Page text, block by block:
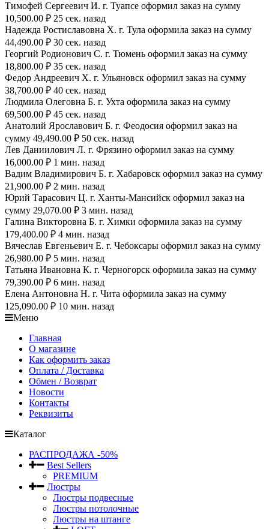
Тимофей Сергеевич И. г. Туапсе оформил заказ на сумму
10,500.00 ₽ 25 сек. назад
Надежда Ростиславовна Х. г. Тула оформила заказ на сумму
44,490.00 ₽ 30 сек. назад
Георгий Родионович С. г. Тюмень оформил заказ на сумму
18,800.00 ₽ 35 сек. назад
Федор Андреевич Х. г. Ульяновск оформил заказ на сумму
38,700.00 ₽ 40 сек. назад
Людмила Олеговна Б. г. Ухта оформила заказ на сумму
69,500.00 ₽ 45 сек. назад
Анатолий Ярославович Б. г. Феодосия оформил заказ на
сумму 49,490.00 ₽ 50 сек. назад
Лев Даниилович Л. г. Фрязино оформил заказ на сумму
16,000.00 ₽ 1 мин. назад
Вадим Владимирович Б. г. Хабаровск оформил заказ на сумму
21,900.00 ₽ 2 мин. назад
Юрий Тарасович Ц. г. Ханты-Мансийск оформил заказ на
сумму 29,070.00 ₽ 3 мин. назад
Галина Викторовна Б. г. Химки оформила заказ на сумму
179,400.00 ₽ 4 мин. назад
Вячеслав Евгеньевич Е. г. Чебоксары оформил заказ на сумму
26,980.00 ₽ 5 мин. назад
Татьяна Ивановна К. г. Черногорск оформила заказ на сумму
79,390.00 ₽ 6 мин. назад
Елена Антоновна Н. г. Чита оформила заказ на сумму
125,090.00 ₽ 10 мин. назад
Меню
Главная
О магазине
Как оформить заказ
Оплата / Доставка
Обмен / Возврат
Новости
Контакты
Реквизиты
Каталог
РАСПРОДАЖА -50%
Best Sellers
PREMIUM
Люстры
Люстры подвесные
Люстры потолочные
Люстры на штанге